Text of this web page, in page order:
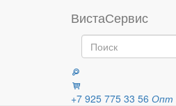
ВистаСервис
+7 925 775 33 56 Опт
Категории